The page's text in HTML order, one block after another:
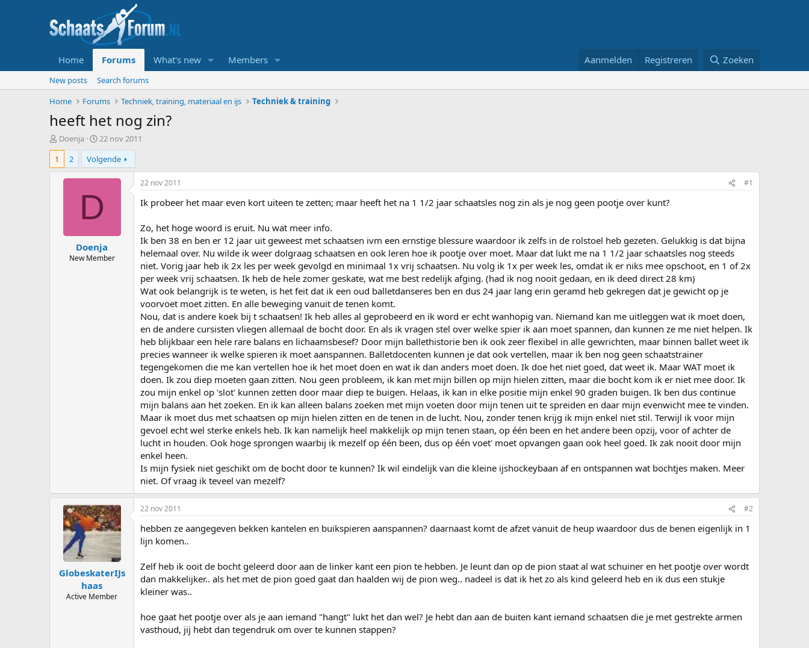
Home Forums What's new Members Aanmelden Registreren Zoeken
New posts
Search forums
Home
Forums Techniek, training, materiaal en ijs Techniek & training
heeft het nog zin?
T
o
i
Doenja
S
t
a
r
t
a
t
m
22 nov 2011
1
2 Volgende
D
Doenja
New Member
22 nov 2011 #1
Ik probeer het maar even kort uiteen te zetten; maar heeft het na 1 1/2 jaar schaatsles nog zin als je nog geen pootje over kunt?
Zo, het hoge woord is eruit. Nu wat meer info.
Ik ben 38 en ben er 12 jaar uit geweest met schaatsen ivm een ernstige blessure waardoor ik zelfs in de rolstoel heb gezeten. Gelukkig is dat bijna
helemaal over. Nu wilde ik weer dolgraag schaatsen en ook leren hoe ik pootje over moet. Maar dat lukt me na 1 1/2 jaar schaatsles nog steeds
niet. Vorig jaar heb ik 2x les per week gevolgd en minimaal 1x vrij schaatsen. Nu volg ik 1x per week les, omdat ik er niks mee opschoot, en 1 of 2x
per week vrij schaatsen. Ik heb de hele zomer geskate, wat me best redelijk afging. (had ik nog nooit gedaan, en ik deed direct 28 km)
Wat ook belangrijk is te weten, is het feit dat ik een oud balletdanseres ben en dus 24 jaar lang erin geramd heb gekregen dat je gewicht op je
voorvoet moet zitten. En alle beweging vanuit de tenen komt.
Nou, dat is andere koek bij t schaatsen! Ik heb alles al geprobeerd en ik word er echt wanhopig van. Niemand kan me uitleggen wat ik moet doen,
en de andere cursisten vliegen allemaal de bocht door. En als ik vragen stel over welke spier ik aan moet spannen, dan kunnen ze me niet helpen. Ik
heb blijkbaar een hele rare balans en lichaamsbesef? Door mijn ballethistorie ben ik ook zeer flexibel in alle gewrichten, maar binnen ballet weet ik
precies wanneer ik welke spieren ik moet aanspannen. Balletdocenten kunnen je dat ook vertellen, maar ik ben nog geen schaatstrainer
tegengekomen die me kan vertellen hoe ik het moet doen en wat ik dan anders moet doen. Ik doe het niet goed, dat weet ik. Maar WAT moet ik
doen. Ik zou diep moeten gaan zitten. Nou geen probleem, ik kan met mijn billen op mijn hielen zitten, maar die bocht kom ik er niet mee door. Ik
zou mijn enkel op 'slot' kunnen zetten door maar diep te buigen. Helaas, ik kan in elke positie mijn enkel 90 graden buigen. Ik ben dus continue
mijn balans aan het zoeken. En ik kan alleen balans zoeken met mijn voeten door mijn tenen uit te spreiden en daar mijn evenwicht mee te vinden.
Maar ik moet dus met schaatsen op mijn hielen zitten en de tenen in de lucht. Nou, zonder tenen krijg ik mijn enkel niet stil. Terwijl ik voor mijn
gevoel echt wel sterke enkels heb. Ik kan namelijk heel makkelijk op mijn tenen staan, op één been en het andere been opzij, voor of achter de
lucht in houden. Ook hoge sprongen waarbij ik mezelf op één been, dus op één voet' moet opvangen gaan ook heel goed. Ik zak nooit door mijn
enkel heen.
Is mijn fysiek niet geschikt om de bocht door te kunnen? Ik wil eindelijk van die kleine ijshockeybaan af en ontspannen wat bochtjes maken. Meer
niet. Of vraag ik teveel van mezelf?
GlobeskaterIJs
haas
Active Member
22 nov 2011 #2
hebben ze aangegeven bekken kantelen en buikspieren aanspannen? daarnaast komt de afzet vanuit de heup waardoor dus de benen eigenlijk in 1
lijn komen..
Zelf heb ik ooit de bocht geleerd door aan de linker kant een pion te hebben. Je leunt dan op de pion staat al wat schuiner en het pootje over wordt
dan makkelijker.. als het met de pion goed gaat dan haalden wij de pion weg.. nadeel is dat ik het zo als kind geleerd heb en ik dus een stukje
kleiner was..
hoe gaat het pootje over als je aan iemand "hangt" lukt het dan wel? Je hebt dan aan de buiten kant iemand schaatsen die je met gestrekte armen
vasthoud, jij hebt dan tegendruk om over te kunnen stappen?